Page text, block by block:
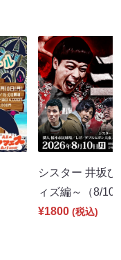
シスター 井坂
ィズ編～（8/
¥1800 (税込)